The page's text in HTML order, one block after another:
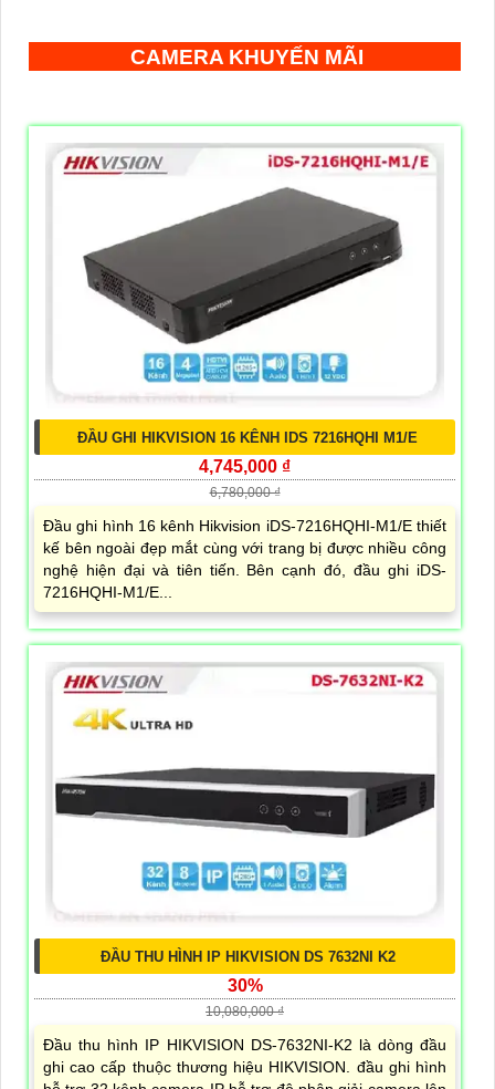
CAMERA KHUYẾN MÃI
ĐẦU GHI HIKVISION 16 KÊNH IDS 7216HQHI M1/E
4,745,000 ₫
6,780,000 ₫
Đầu ghi hình 16 kênh Hikvision iDS-7216HQHI-M1/E thiết
kế bên ngoài đẹp mắt cùng với trang bị được nhiều công
nghệ hiện đại và tiên tiến. Bên cạnh đó, đầu ghi iDS-
7216HQHI-M1/E...
ĐẦU THU HÌNH IP HIKVISION DS 7632NI K2
30%
10,080,000 ₫
Đầu thu hình IP HIKVISION DS-7632NI-K2 là dòng đầu
ghi cao cấp thuộc thương hiệu HIKVISION. đầu ghi hình